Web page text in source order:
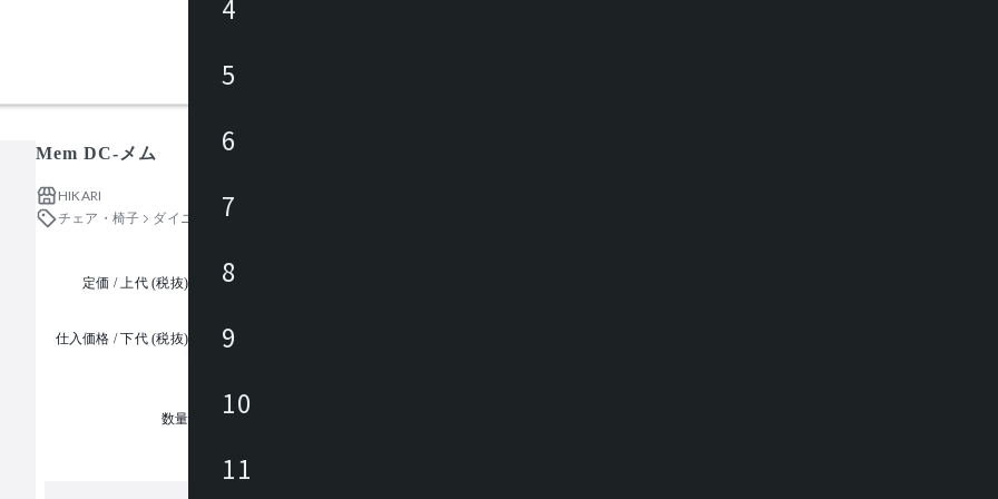
Mem DC-メム
HIKARI
チェア・椅子
ダイニングチェア
定価 / 上代 (税抜) 都度見積
仕入価格 / 下代 (税抜)
数量
4
5
6
7
8
9
10
11